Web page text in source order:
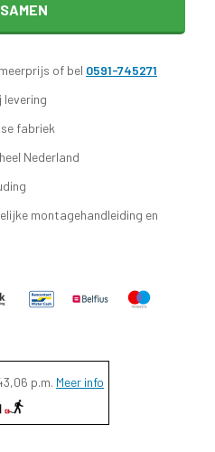
of bel 0591-745271
fabriek
Nederland
montagehandleiding en
p.m. Meer info